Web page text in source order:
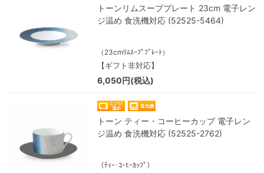
トーンリムスーププレート 23cm 電子レン
ジ温め 食洗機対応 (52525-5464)
（23cmﾘﾑｽｰﾌﾟﾌﾟﾚｰﾄ）
【ギフト非対応】
6,050円(税込)
トーン ティー・コーヒーカップ 電子レン
ジ温め 食洗機対応 (52525-2762)
（ﾃｨｰ･ｺｰﾋｰｶｯﾌﾟ）